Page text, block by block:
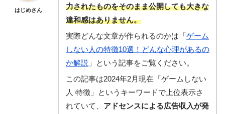
はじめさん
力されたものをそのまま公開しても大きな
違和感はありません。
実際どんな文章が作られるのかは「ゲーム
しない人の特徴10選！どんな心理があるの
か解説 」という記事をご覧ください。
この記事は2024年2月現在「ゲームしない
人 特徴」というキーワードで上位表示さ
れていて、 アドセンスによる広告収入が発